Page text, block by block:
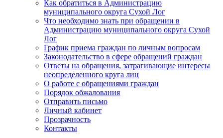
Как обратиться в Администрацию
муниципального округа Сухой Лог
Что необходимо знать при обращении в
Администрацию муниципального округа Сухой
Лог
График приема граждан по личным вопросам
Законодательство в сфере обращений граждан
Ответы на обращения, затрагивающие интересы
неопределенного круга лиц
О работе с обращениями граждан
Порядок обжалования
Отправить письмо
Личный кабинет
Прозрачность
Контакты